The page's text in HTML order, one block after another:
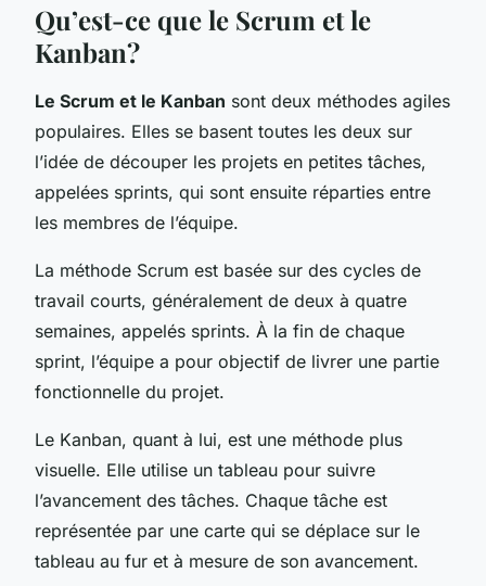
Qu’est-ce que le Scrum et le
Kanban?
Le Scrum et le Kanban sont deux méthodes agiles
populaires. Elles se basent toutes les deux sur
l’idée de découper les projets en petites tâches,
appelées sprints, qui sont ensuite réparties entre
les membres de l’équipe.
La méthode Scrum est basée sur des cycles de
travail courts, généralement de deux à quatre
semaines, appelés sprints. À la fin de chaque
sprint, l’équipe a pour objectif de livrer une partie
fonctionnelle du projet.
Le Kanban, quant à lui, est une méthode plus
visuelle. Elle utilise un tableau pour suivre
l’avancement des tâches. Chaque tâche est
représentée par une carte qui se déplace sur le
tableau au fur et à mesure de son avancement.